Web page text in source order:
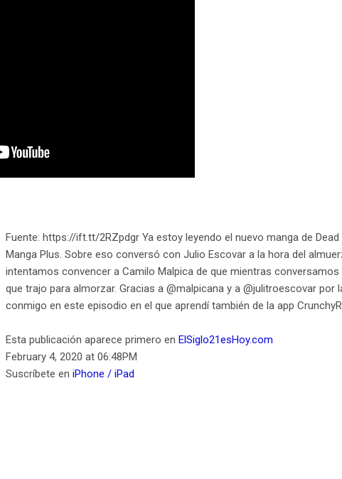
Fuente: https://ift.tt/2RZpdgr Ya estoy leyendo el nuevo manga de
Manga Plus. Sobre eso conversó con Julio Escovar a la hora del
intentamos convencer a Camilo Malpica de que mientras
que trajo para almorzar. Gracias a @malpicana y a @julitroescovar por
conmigo en este episodio en el que aprendí también de la app
Esta publicación aparece primero en ElSiglo21esHoy.com
February 4, 2020 at 06:48PM
Suscríbete en iPhone / iPad